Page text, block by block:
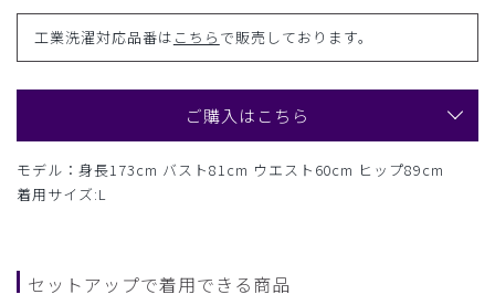
工業洗濯対応品番は こちら で販売しております。
ご購入はこちら
モデル：身長173cm バスト81cm ウエスト60cm ヒップ89cm
着用サイズ:L
セットアップで着用できる商品